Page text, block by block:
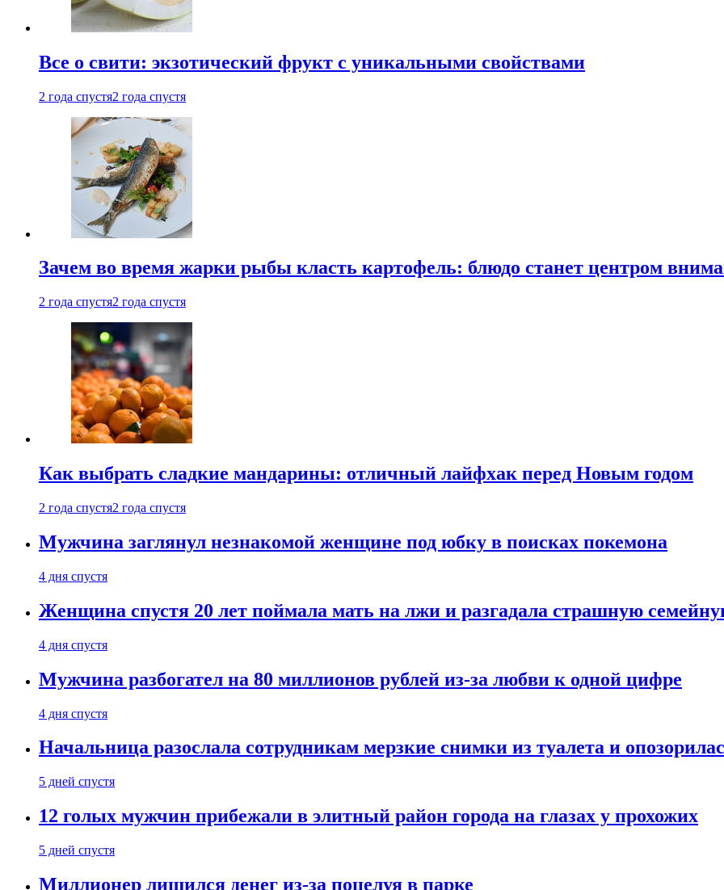
Все о свити: экзотический фрукт с уникальными свойствами
2 года спустя2 года спустя
Зачем во время жарки рыбы класть картофель: блюдо станет центром
2 года спустя2 года спустя
Как выбрать сладкие мандарины: отличный лайфхак перед Новым годом
2 года спустя2 года спустя
Мужчина заглянул незнакомой женщине под юбку в поисках покемона
4 дня спустя
Женщина спустя 20 лет поймала мать на лжи и разгадала страшную
4 дня спустя
Мужчина разбогател на 80 миллионов рублей из-за любви к одной цифре
4 дня спустя
Начальница разослала сотрудникам мерзкие снимки из туалета и
5 дней спустя
12 голых мужчин прибежали в элитный район города на глазах у прохожих
5 дней спустя
Миллионер лишился денег из-за поцелуя в парке